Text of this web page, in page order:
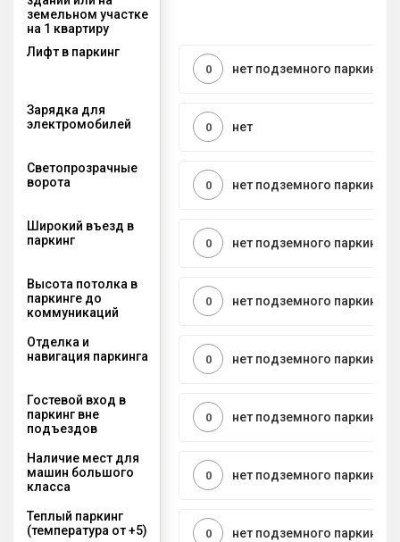
земельном участке
на 1 квартиру
Лифт в паркинг
нет подземного паркинга
0
Зарядка для
электромобилей
нет
0
Светопрозрачные
ворота
нет подземного паркинга
0
Широкий въезд в
паркинг
нет подземного паркинга
0
Высота потолка в
паркинге до
коммуникаций
нет подземного паркинга
0
Отделка и
навигация паркинга
нет подземного паркинга
0
Гостевой вход в
паркинг вне
подъездов
нет подземного паркинга
0
Наличие мест для
машин большого
класса
нет подземного паркинга
0
Теплый паркинг
(температура от +5)
нет подземного паркинга
0